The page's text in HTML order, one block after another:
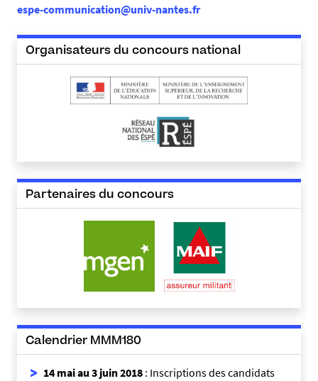
espe-communication@univ-nantes.fr
Organisateurs du concours national
Partenaires du concours
Calendrier MMM180
14 mai au 3 juin 2018 : Inscriptions des candidats